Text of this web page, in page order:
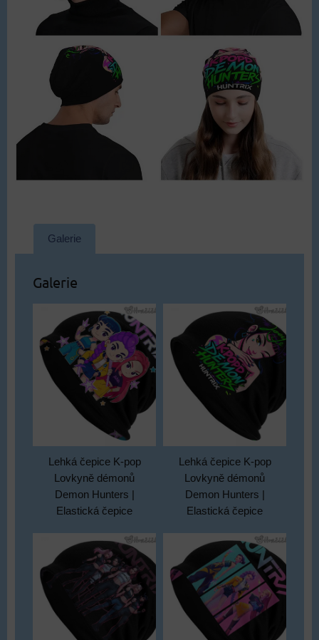
Galerie
Galerie
Lehká čepice K-pop
Lovkyně démonů
Demon Hunters |
Elastická čepice
Lehká čepice K-pop
Lovkyně démonů
Demon Hunters |
Elastická čepice